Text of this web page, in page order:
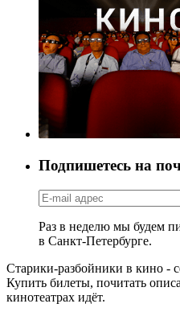
Подпишетесь на
Раз в неделю мы будем
в Санкт-Петербурге.
Старики-разбойники в кино -
Купить билеты, почитать
кинотеатрах идёт.